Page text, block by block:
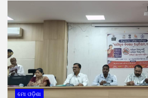
ମୋ ଓଡ଼ିଶା